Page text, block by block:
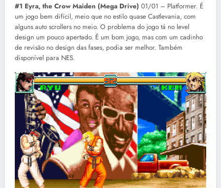
#1 Eyra, the Crow Maiden (Mega Drive) 01/01 – Platformer. É
um jogo bem difícil, meio que no estilo quase Castlevania, com
alguns auto scrollers no meio. O problema do jogo tá no level
design um pouco apertado. É um bom jogo, mas com um cadinho
de revisão no design das fases, podia ser melhor. Também
disponível para NES.